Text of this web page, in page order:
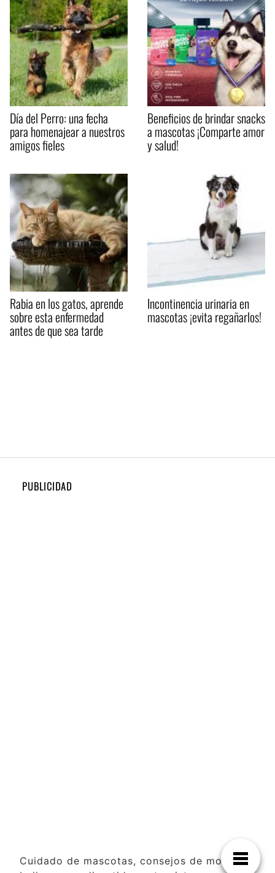
Día del Perro: una fecha
para homenajear a nuestros
amigos fieles
Beneficios de brindar snacks
a mascotas ¡Comparte amor
y salud!
Rabia en los gatos, aprende
sobre esta enfermedad
antes de que sea tarde
Incontinencia urinaria en
mascotas ¡evita regañarlos!
PUBLICIDAD
Cuidado de mascotas, consejos de moda y